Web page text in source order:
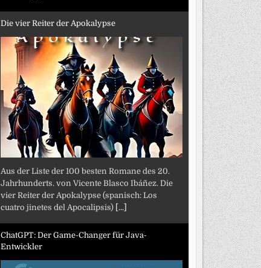
Die vier Reiter der Apokalypse
Aus der Liste der 100 besten Romane des 20.
Jahrhunderts. von Vicente Blasco Ibáñez. Die
vier Reiter der Apokalypse (spanisch: Los
cuatro jinetes del Apocalipsis) [...]
ChatGPT: Der Game-Changer für Java-
Entwickler